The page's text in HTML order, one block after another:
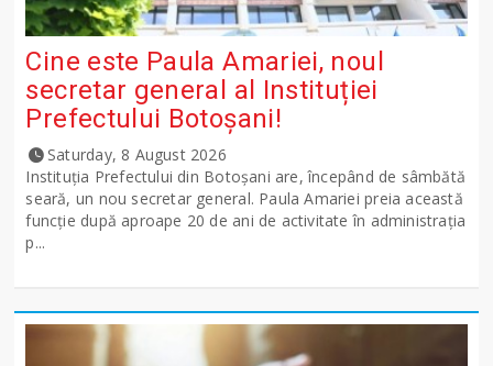
Cine este Paula Amariei, noul
secretar general al Instituției
Prefectului Botoșani!
Saturday, 8 August 2026
Instituția Prefectului din Botoșani are, începând de sâmbătă
seară, un nou secretar general. Paula Amariei preia această
funcție după aproape 20 de ani de activitate în administrația
p...